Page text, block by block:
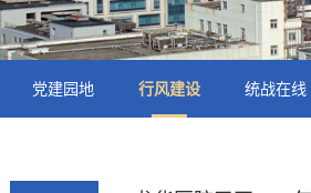
党建园地 行风建设 统战在线